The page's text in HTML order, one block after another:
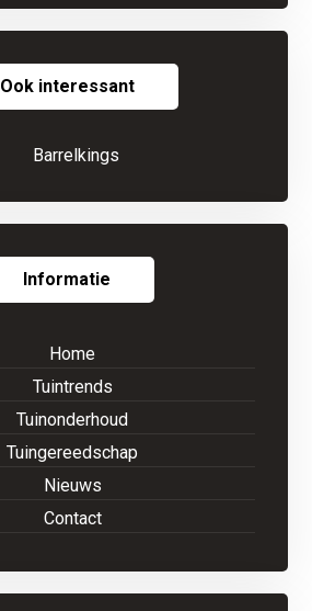
Ook interessant
Informatie
Home
Tuintrends
Tuinonderhoud
Tuingereedschap
Nieuws
Contact